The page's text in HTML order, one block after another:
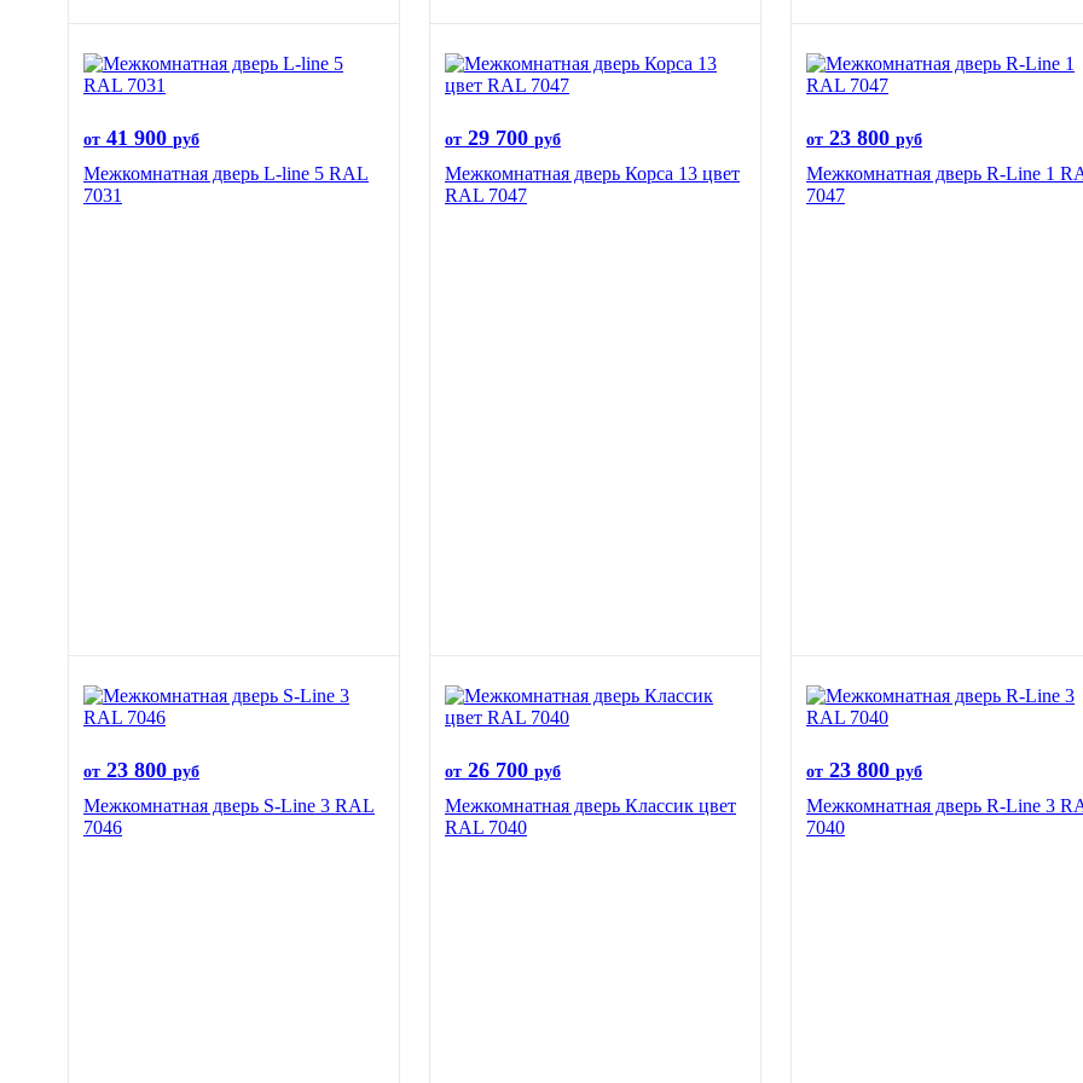
от 41 900 руб
Межкомнатная дверь L-line 5 RAL
7031
от 29 700 руб
Межкомнатная дверь Корса 13 цвет
RAL 7047
от 23 800 руб
Межкомнатная дверь R-Line 1
7047
от 23 800 руб
Межкомнатная дверь S-Line 3 RAL
7046
от 26 700 руб
Межкомнатная дверь Классик цвет
RAL 7040
от 23 800 руб
Межкомнатная дверь R-Line 3
7040